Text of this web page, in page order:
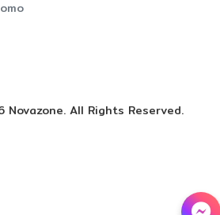
All Rights Reserved.